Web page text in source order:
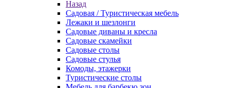
Назад
Садовая / Туристическая мебель
Лежаки и шезлонги
Садовые диваны и кресла
Садовые скамейки
Садовые столы
Садовые стулья
Комоды, этажерки
Туристические столы